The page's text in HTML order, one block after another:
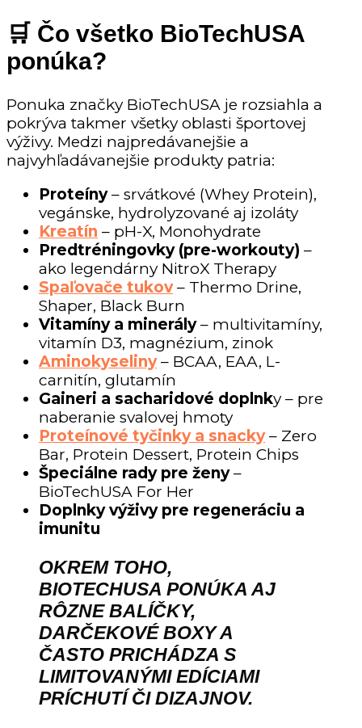
🛒 Čo všetko BioTechUSA
ponúka?
Ponuka značky BioTechUSA je rozsiahla a
pokrýva takmer všetky oblasti športovej
výživy. Medzi najpredávanejšie a
najvyhľadávanejšie produkty patria:
Proteíny– srvátkové (Whey Protein),
vegánske, hydrolyzované aj izoláty
Kreatín – pH-X, Monohydrate
Predtréningovky (pre-workouty) –
ako legendárny NitroX Therapy
Spaľovače tukov– Thermo Drine,
Shaper, Black Burn
Vitamíny a minerály– multivitamíny,
vitamín D3, magnézium, zinok
Aminokyseliny– BCAA, EAA, L-
carnitín, glutamín
Gaineri a sacharidové doplnky – pre
naberanie svalovej hmoty
Proteínové tyčinky a snacky– Zero
Bar, Protein Dessert, Protein Chips
Špeciálne rady pre ženy–
BioTechUSA For Her
Doplnky výživy pre regeneráciu a
imunitu
OKREM TOHO,
BIOTECHUSA PONÚKA AJ
RÔZNE BALÍČKY,
DARČEKOVÉ BOXY A
ČASTO PRICHÁDZA S
LIMITOVANÝMI EDÍCIAMI
PRÍCHUTÍ ČI DIZAJNOV.